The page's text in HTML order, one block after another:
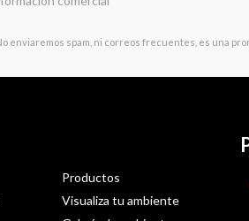
enviaremos spam, ni correos frecuentes, es una
Productos
Visualiza tu ambiente